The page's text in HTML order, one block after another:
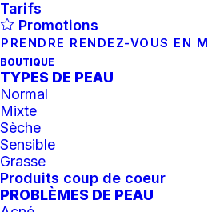
Tarifs
Promotions
PRENDRE RENDEZ-VOUS EN
BOUTIQUE
TYPES DE PEAU
Normal
Mixte
Sèche
Sensible
Grasse
Produits coup de coeur
PROBLÈMES DE PEAU
Crème
collagène
100.06
quantité
de
CrèmeAJOUTER AU PANIER